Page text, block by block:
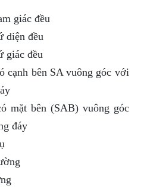
giác đều
diện đều
giác đều
cạnh bên SA vuông góc với
mặt bên (SAB) vuông góc
đáy